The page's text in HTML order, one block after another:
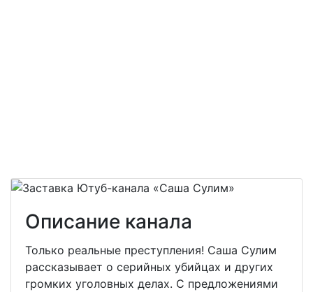
Описание канала
Только реальные преступления! Саша Сулим
рассказывает о серийных убийцах и других
громких уголовных делах. С предложениями